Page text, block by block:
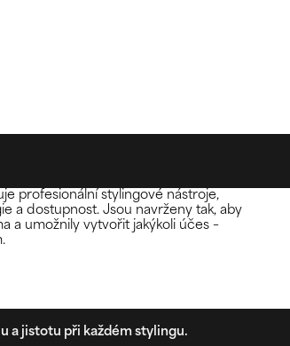
profesionální stylingové nástroje,
a dostupnost. Jsou navrženy tak, aby
a umožnily vytvořit jakýkoli účes –
a jistotu při každém stylingu.